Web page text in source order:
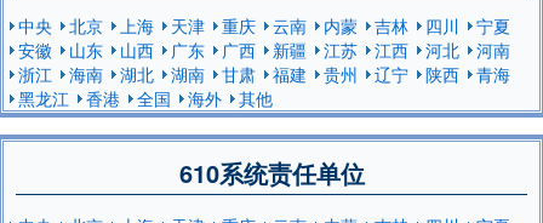
中央 北京 上海 天津 重庆 云南 内蒙 吉林 四川
宁夏
安徽
山东 山西 广东 广西 新疆 江苏 江西 河北
河南
浙江
海南 湖北 湖南 甘肃 福建 贵州 辽宁 陕西
青海
黑龙江
香港 全国 海外 其他
610系统责任单位